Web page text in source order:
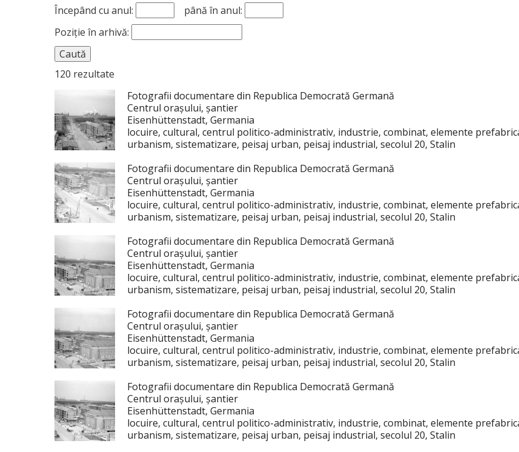
Începând cu anul:
până în anul:
Poziție în arhivă:
120 rezultate
Fotografii documentare din Republica Democrată Germană
Centrul orașului, șantier
Eisenhüttenstadt, Germania
locuire, cultural, centrul politico-administrativ, industrie, combinat, elemente
urbanism, sistematizare, peisaj urban, peisaj industrial, secolul 20, Stalin
Fotografii documentare din Republica Democrată Germană
Centrul orașului, șantier
Eisenhüttenstadt, Germania
locuire, cultural, centrul politico-administrativ, industrie, combinat, elemente
urbanism, sistematizare, peisaj urban, peisaj industrial, secolul 20, Stalin
Fotografii documentare din Republica Democrată Germană
Centrul orașului, șantier
Eisenhüttenstadt, Germania
locuire, cultural, centrul politico-administrativ, industrie, combinat, elemente
urbanism, sistematizare, peisaj urban, peisaj industrial, secolul 20, Stalin
Fotografii documentare din Republica Democrată Germană
Centrul orașului, șantier
Eisenhüttenstadt, Germania
locuire, cultural, centrul politico-administrativ, industrie, combinat, elemente
urbanism, sistematizare, peisaj urban, peisaj industrial, secolul 20, Stalin
Fotografii documentare din Republica Democrată Germană
Centrul orașului, șantier
Eisenhüttenstadt, Germania
locuire, cultural, centrul politico-administrativ, industrie, combinat, elemente
urbanism, sistematizare, peisaj urban, peisaj industrial, secolul 20, Stalin